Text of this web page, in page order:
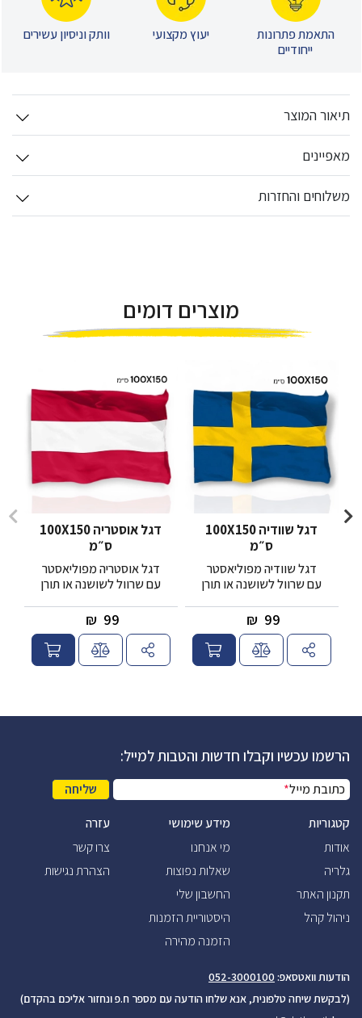
התאמת פתרונות
ייחודיים
יעוץ מקצועי וותק וניסיון עשירים
תיאור המוצר
מאפיינים
משלוחים והחזרות
מוצרים דומים
דגל שוודיה 100X150
ס״מ
דגל שוודיה מפוליאסטר
עם שרוול לשושנה או תורן
99
₪
דגל אוסטריה 100X150
ס״מ
דגל אוסטריה מפוליאסטר
עם שרוול לשושנה או תורן
99
₪
הרשמו עכשיו וקבלו חדשות והטבות למייל:
כתובת מייל*
שליחה
קטגוריות
אודות
גלריה
תקנון האתר
ניהול קהל
מידע שימושי
מי אנחנו
שאלות נפוצות
החשבון שלי
היסטוריית הזמנות
הזמנה מהירה
עזרה
צרו קשר
הצהרת נגישות
הודעות וואטסאפ: 052-3000100
(לבקשת שיחה טלפונית, אנא שלחו הודעה עם מספר ח.פ ונחזור אליכם בהקדם)